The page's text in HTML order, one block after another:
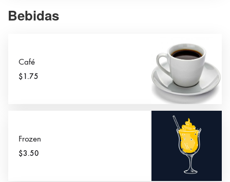
Bebidas
Café
$1.75
Frozen
$3.50